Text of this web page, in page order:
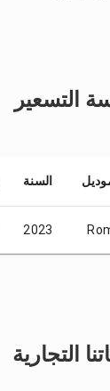
التسعير
السنة
2023
التجارية